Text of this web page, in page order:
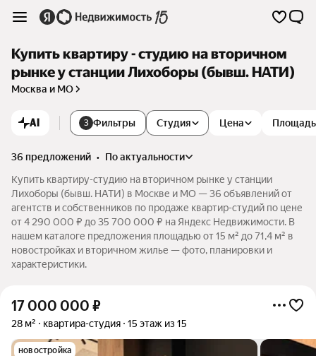
Купить квартиру - студию на вторичном
рынке у станции Лихоборы (бывш. НАТИ)
Москва и МО
AI 3 Фильтры Студия Цена Площадь
36 предложений •
по актуальности
Купить квартиру-студию на вторичном рынке у станции
Лихоборы (бывш. НАТИ) в Москве и МО — 36 объявлений от
агентств и собственников по продаже квартир-студий по цене
от 4 290 000 ₽ до 35 700 000 ₽ на Яндекс Недвижимости. В
нашем каталоге предложения площадью от 15 м² до 71,4 м² в
новостройках и вторичном жилье — фото, планировки и
характеристики.
17 000 000 ₽
28 м² квартира-студия 15 этаж из 15
новостройка